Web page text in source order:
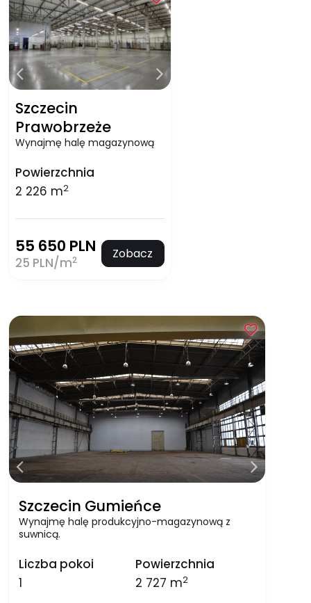
Szczecin
Prawobrzeże
Wynajmę halę magazynową
Powierzchnia
2 226 m2
55 650 PLN
25 PLN/m2 Zobacz
Szczecin Gumieńce
Wynajmę halę produkcyjno-magazynową z
suwnicą.
Liczba pokoi
1
Powierzchnia
2 727 m2